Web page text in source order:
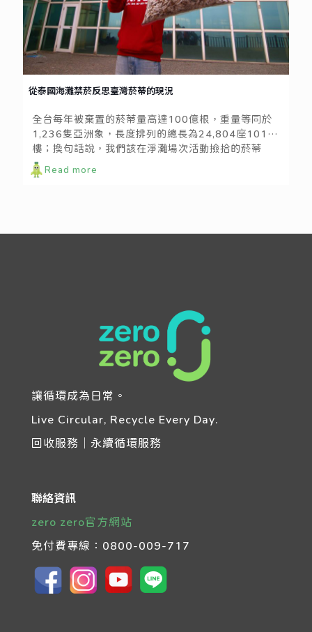
從泰國海灘禁菸反思臺灣菸蒂的現況
全台每年被棄置的菸蒂量高達100億根，重量等同於
1,236隻亞洲象，長度排列的總長為24,804座101大
樓；換句話說，我們該在淨灘場次活動撿拾的菸蒂
量，僅是每年被棄置菸蒂量的冰山一角。這些大量被
棄置的菸蒂，不只造成市容的髒亂，也因為菸蒂內含
Read more
讓循環成為日常。
Live Circular, Recycle Every Day.
回收服務｜永續循環服務
聯絡資訊
zero zero官方網站
免付費專線： 0800-009-717